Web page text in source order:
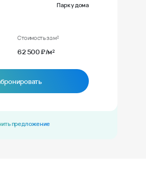
Парк у дома
Стоимость за м²
62 500 ₽/м²
предложение